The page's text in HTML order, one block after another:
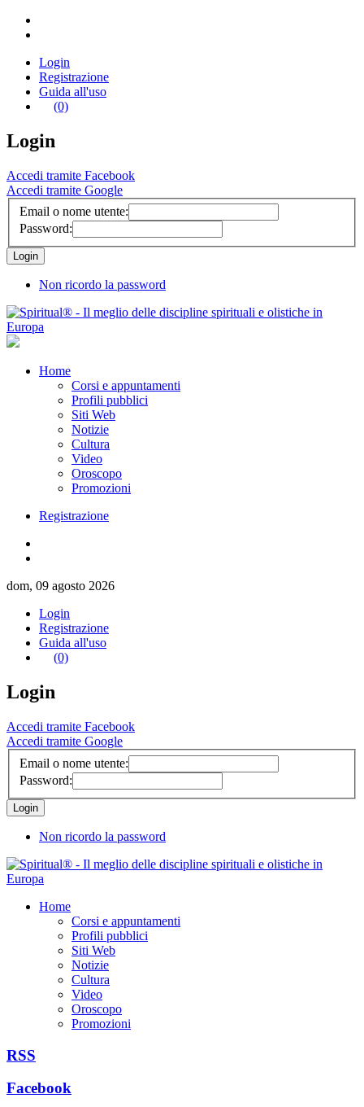
Login
Registrazione
Guida all'uso
(0)
Login
Accedi tramite Facebook
Accedi tramite Google
Email o nome utente:
Password:
Non ricordo la password
Home
Corsi e appuntamenti
Profili pubblici
Siti Web
Notizie
Cultura
Video
Oroscopo
Promozioni
Registrazione
dom, 09 agosto 2026
Login
Registrazione
Guida all'uso
(0)
Login
Accedi tramite Facebook
Accedi tramite Google
Email o nome utente:
Password:
Non ricordo la password
Home
Corsi e appuntamenti
Profili pubblici
Siti Web
Notizie
Cultura
Video
Oroscopo
Promozioni
RSS
Facebook